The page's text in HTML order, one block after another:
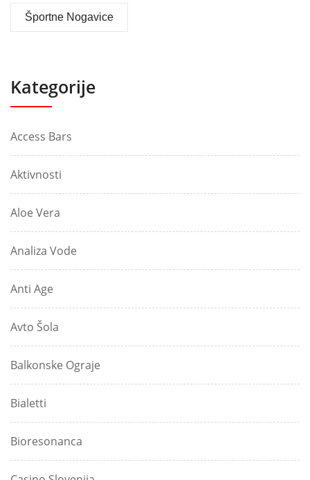
Športne Nogavice
Kategorije
Access Bars
Aktivnosti
Aloe Vera
Analiza Vode
Anti Age
Avto Šola
Balkonske Ograje
Bialetti
Bioresonanca